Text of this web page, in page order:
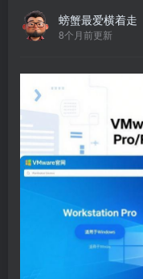
螃蟹最爱横着走
8个月前更新